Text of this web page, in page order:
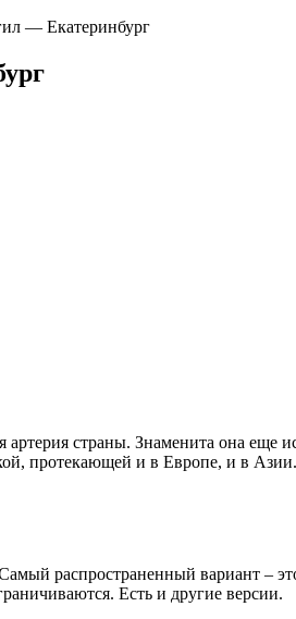
— Екатеринбург
артерия страны. Знаменита она
протекающей и в Европе, и в
распространенный вариант –
Есть и другие версии.